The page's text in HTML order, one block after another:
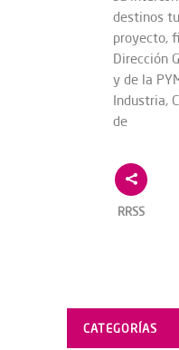
destinos
proyecto,
Dirección
y de la
Industria,
de
RRSS
CATEGORÍAS